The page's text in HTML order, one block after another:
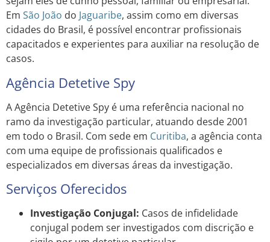
Em São João do Jaguaribe, assim como em diversas
cidades do Brasil, é possível encontrar profissionais
capacitados e experientes para auxiliar na resolução de
casos.
Agência Detetive Spy
A Agência Detetive Spy é uma referência nacional no
ramo da investigação particular, atuando desde 2001
em todo o Brasil. Com sede em Curitiba, a agência conta
com uma equipe de profissionais qualificados e
especializados em diversas áreas da investigação.
Serviços Oferecidos
Investigação Conjugal: Casos de infidelidade
conjugal podem ser investigados com discrição e